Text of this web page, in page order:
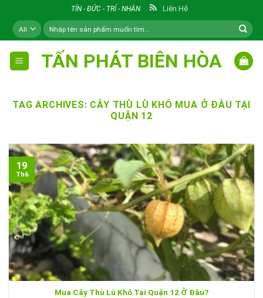
content
TÍN - ĐỨC - TRÍ - NHÂN Liên Hệ
Tìm
kiếm:
TẤN PHÁT BIÊN HÒA
TAG ARCHIVES: CÂY THÙ LÙ KHÔ MUA Ở ĐÂU TẠI
QUẬN 12
Mua Cây Thù Lù Khô Tại Quận 12 Ở Đâu?
19
Th6